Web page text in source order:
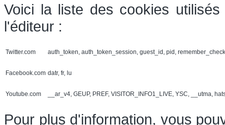
Voici la liste des cookies
l'éditeur :
Twitter.com auth_token, auth_token_session, guest_id, pid,
Facebook.com datr, fr, lu
Youtube.com __ar_v4, GEUP, PREF, VISITOR_INFO1_LIVE, YSC, __utma,
Pour plus d'information, vous